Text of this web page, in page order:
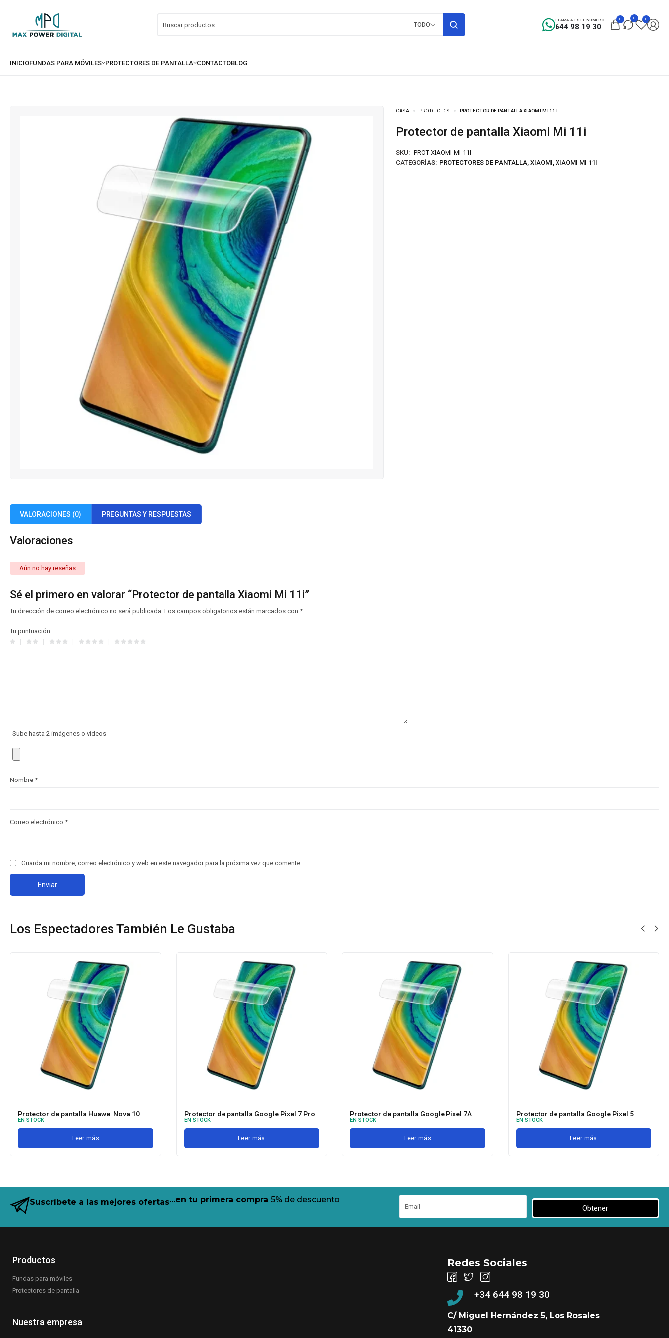
TODO 644 98 19 30
LLAMA A ESTE NÚMERO 0 0 0
CASA PRODUCTOS PROTECTOR DE PANTALLA XIAOMI MI 11I
Protector de pantalla Xiaomi Mi 11i
SKU: PROT-XIAOMI-MI-11I
CATEGORÍAS: PROTECTORES DE PANTALLA, XIAOMI, XIAOMI MI 11I
VALORACIONES (0) PREGUNTAS Y RESPUESTAS
Valoraciones
Aún no hay reseñas
Sé el primero en valorar “Protector de pantalla Xiaomi Mi 11i”
Tu dirección de correo electrónico no será publicada. Los campos obligatorios están marcados con *
Tu puntuación
Sube hasta 2 imágenes o vídeos
Nombre *
Correo electrónico *
Guarda mi nombre, correo electrónico y web en este navegador para la próxima vez que comente.
Los Espectadores También Le Gustaba
Protector de pantalla Huawei Nova 10
EN STOCK
Leer más
Protector de pantalla Google Pixel 7 Pro
EN STOCK
Leer más
Protector de pantalla Google Pixel 7A
EN STOCK
Leer más
Protector de pantalla Google Pixel 5
EN STOCK
Leer más
Suscríbete a las mejores ofertas...en tu primera compra 5% de descuento
Obtener
Productos
Fundas para móviles
Protectores de pantalla
Nuestra empresa
Redes Sociales
+34 644 98 19 30
C/ Miguel Hernández 5, Los Rosales
41330